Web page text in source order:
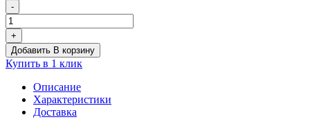
-
Количество
товара
Наборы
посуды
«Совята»:
тарелка
+
Добавить В корзину
Купить в 1 клик
Описание
Характеристики
Доставка